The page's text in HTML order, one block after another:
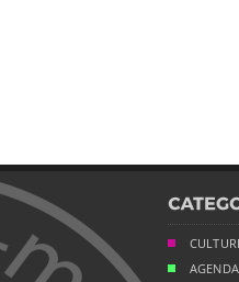
AGENDA